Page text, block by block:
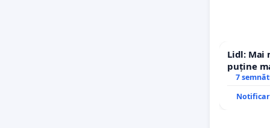
Lidl: Mai
puține
7